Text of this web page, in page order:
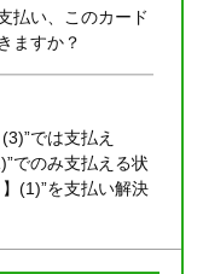
払い、このカード
ますか？
では支払え
でのみ支払える状
(1)”を支払い解決